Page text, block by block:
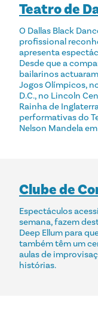
Teatro de
O Dallas Black
profissional
apresenta
Desde que a
bailarinos
Jogos Olímpicos,
D.C., no Lincoln
Rainha de
performativas do
Nelson Mandela
Clube de
Espectáculos
semana, fazem
Deep Ellum para
também têm um
aulas de
histórias.